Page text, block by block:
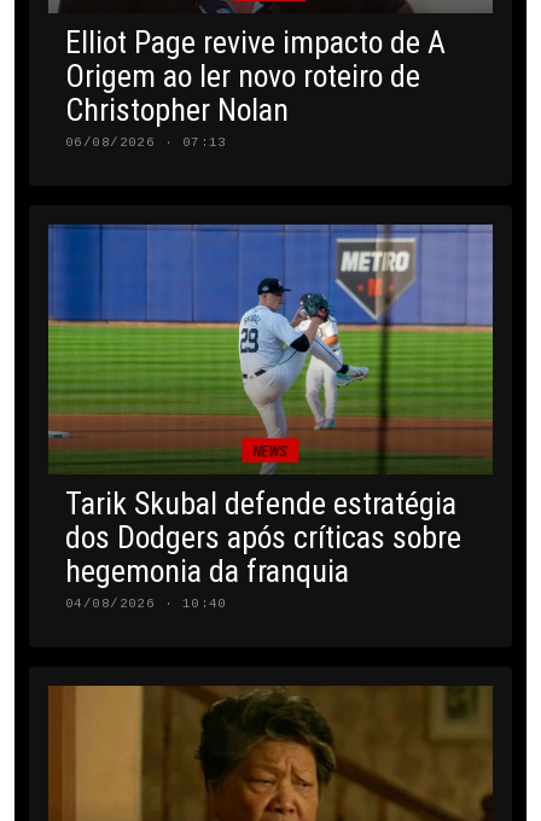
Elliot Page revive impacto de A
Origem ao ler novo roteiro de
Christopher Nolan
06/08/2026 · 07:13
NEWS
Tarik Skubal defende estratégia
dos Dodgers após críticas sobre
hegemonia da franquia
04/08/2026 · 10:40